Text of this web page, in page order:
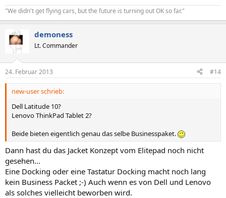
"We didn't get flying cars, but the future is turning out OK so far."
demoness
Lt. Commander
24. Februar 2013 #14
new-user schrieb:
Dell Latitude 10?
Lenovo ThinkPad Tablet 2?
Beide bieten eigentlich genau das selbe Businesspaket.
Dann hast du das Jacket Konzept vom Elitepad noch nicht
gesehen...
Eine Docking oder eine Tastatur Docking macht noch lang
kein Business Packet ;-) Auch wenn es von Dell und Lenovo
als solches vielleicht beworben wird.